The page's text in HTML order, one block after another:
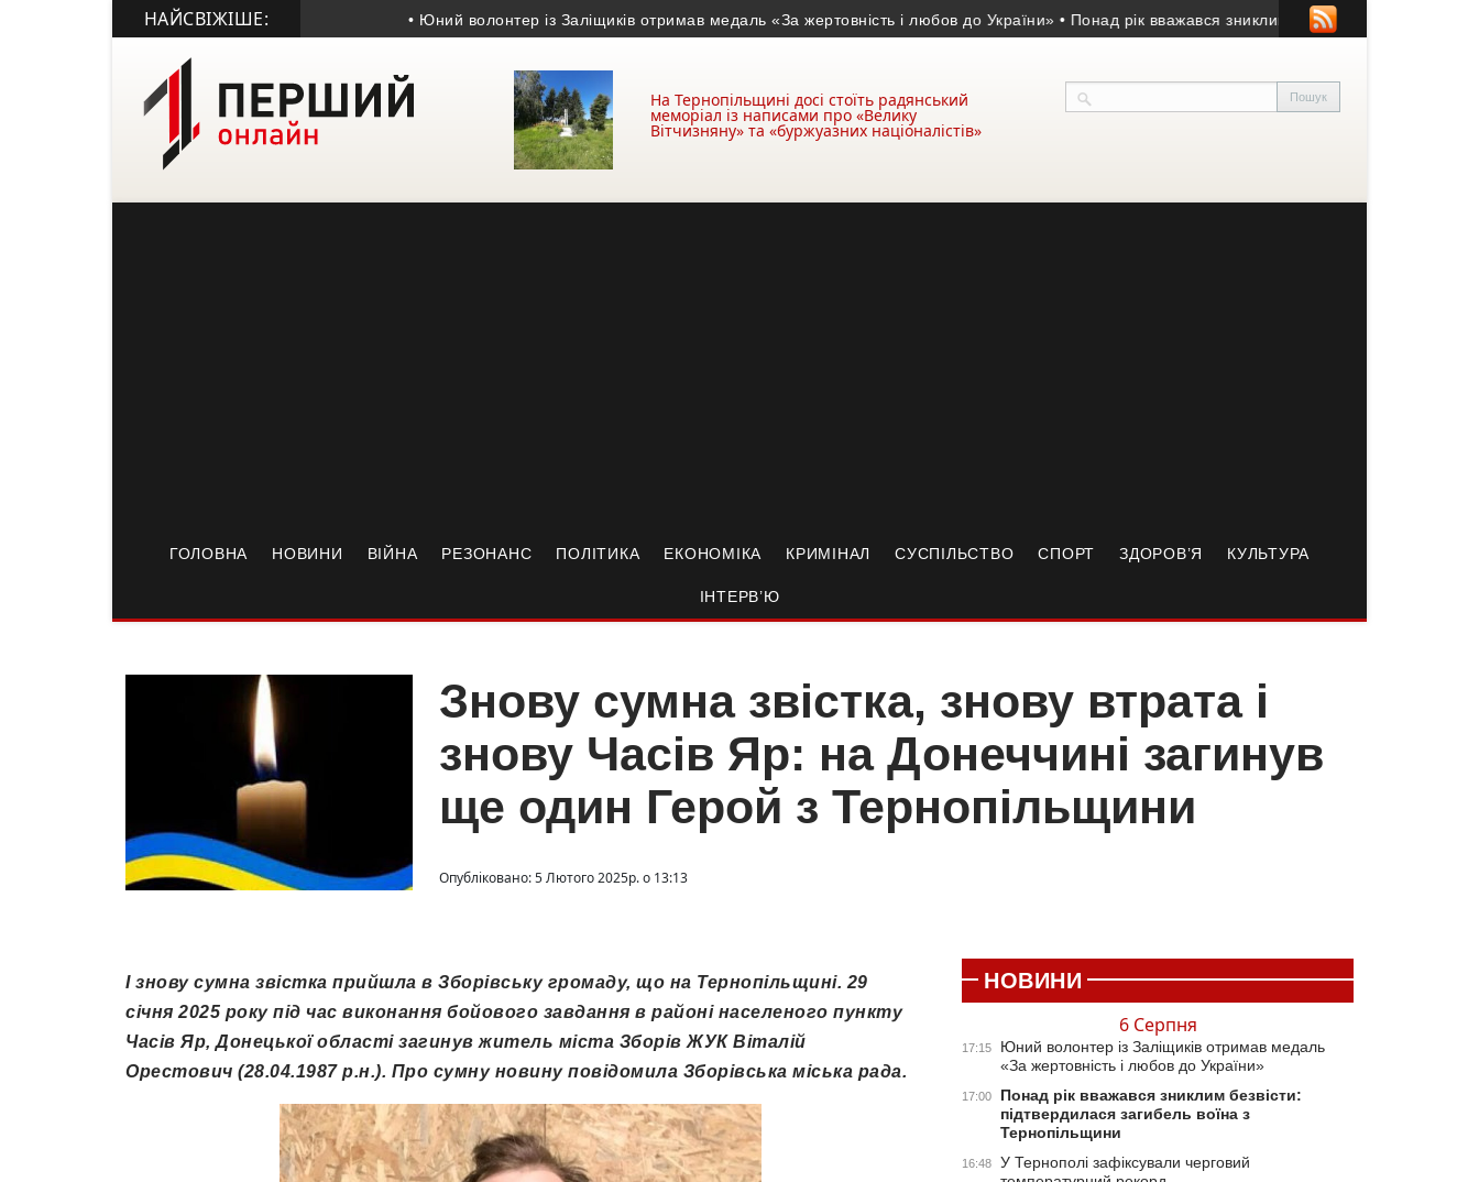
НАЙСВІЖІШЕ: • Юний волонтер із Заліщиків отримав медаль «За жертовність і любов до України» • Понад рік вважався зниклим безвісти: підтвердилася
На Тернопільщині досі стоїть радянський
меморіал із написами про «Велику
Вітчизняну» та «буржуазних націоналістів»
ГОЛОВНА НОВИНИ ВІЙНА РЕЗОНАНС ПОЛІТИКА ЕКОНОМІКА КРИМІНАЛ СУСПІЛЬСТВО СПОРТ ЗДОРОВ’Я КУЛЬТУРА
ІНТЕРВ’Ю
Знову сумна звістка, знову втрата і
знову Часів Яр: на Донеччині загинув
ще один Герой з Тернопільщини
Опубліковано: 5 Лютого 2025р. о 13:13
І знову сумна звістка прийшла в Зборівську громаду, що на Тернопільщині. 29
січня 2025 року під час виконання бойового завдання в районі населеного пункту
Часів Яр, Донецької області загинув житель міста Зборів ЖУК Віталій
Орестович (28.04.1987 р.н.). Про сумну новину повідомила Зборівська міська рада.
НОВИНИ
6 Серпня
17:15
Юний волонтер із Заліщиків отримав медаль
«За жертовність і любов до України»
17:00
Понад рік вважався зниклим безвісти:
підтвердилася загибель воїна з
Тернопільщини
16:48
У Тернополі зафіксували черговий